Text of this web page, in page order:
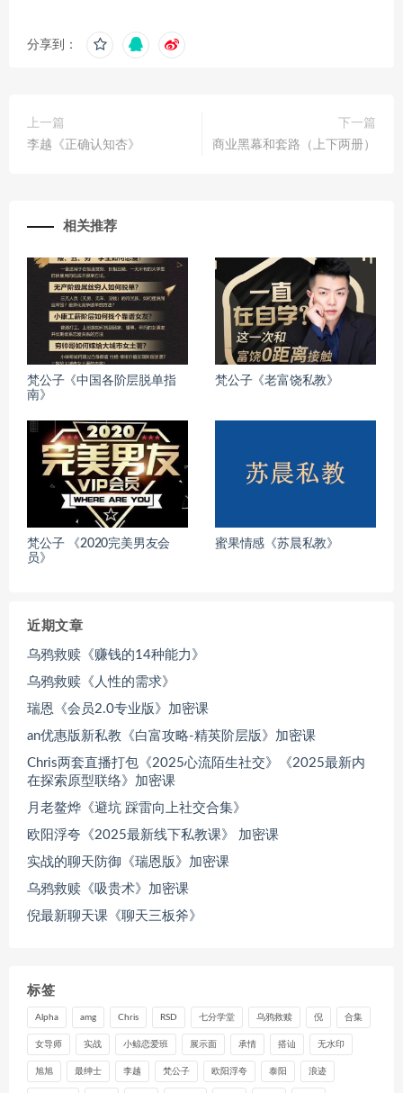
分享到：
上一篇
李越《正确认知杏》
下一篇
商业黑幕和套路（上下两册）
相关推荐
梵公子《中国各阶层脱单指
南》
梵公子《老富饶私教》
梵公子 《2020完美男友会
员》
蜜果情感《苏晨私教》
近期文章
乌鸦救赎《赚钱的14种能力》
乌鸦救赎《人性的需求》
瑞恩《会员2.0专业版》加密课
an优惠版新私教《白富攻略-精英阶层版》加密课
Chris两套直播打包《2025心流陌生社交》《2025最新内
在探索原型联络》加密课
月老鳌烨《避坑 踩雷向上社交合集》
欧阳浮夸《2025最新线下私教课》 加密课
实战的聊天防御《瑞恩版》加密课
乌鸦救赎《吸贵术》加密课
倪最新聊天课《聊天三板斧》
标签
Alpha amg Chris RSD 七分学堂 乌鸦救赎 倪 合集
女导师 实战 小鲸恋爱班 展示面 承情 搭讪 无水印
旭旭 最绅士 李越 梵公子 欧阳浮夸 泰阳 浪迹